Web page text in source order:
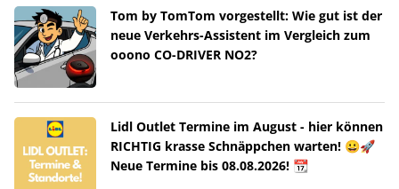
Tom by TomTom vorgestellt: Wie gut ist der
neue Verkehrs-Assistent im Vergleich zum
ooono CO-DRIVER NO2?
Lidl Outlet Termine im August - hier können
RICHTIG krasse Schnäppchen warten! 😀🚀
Neue Termine bis 08.08.2026! 📆